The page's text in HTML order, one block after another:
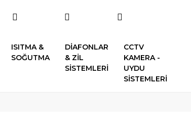
ISITMA &
SOĞUTMA
DİAFONLAR
& ZİL
SİSTEMLERİ
CCTV
KAMERA -
UYDU
SİSTEMLERİ